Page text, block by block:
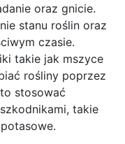
oraz gnicie.
stanu roślin oraz
czasie.
takie jak mszyce
rośliny poprzez
stosować
takie